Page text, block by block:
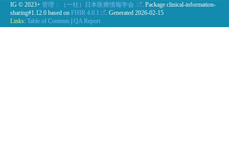
IG © 2023+ 管理：（一社）日本医療情報学会.
. Package clinical-information-
sharing#1.12.0 based on FHIR 4.0.1 . Generated 2026-02-15
Links: Table of Contents QA Report